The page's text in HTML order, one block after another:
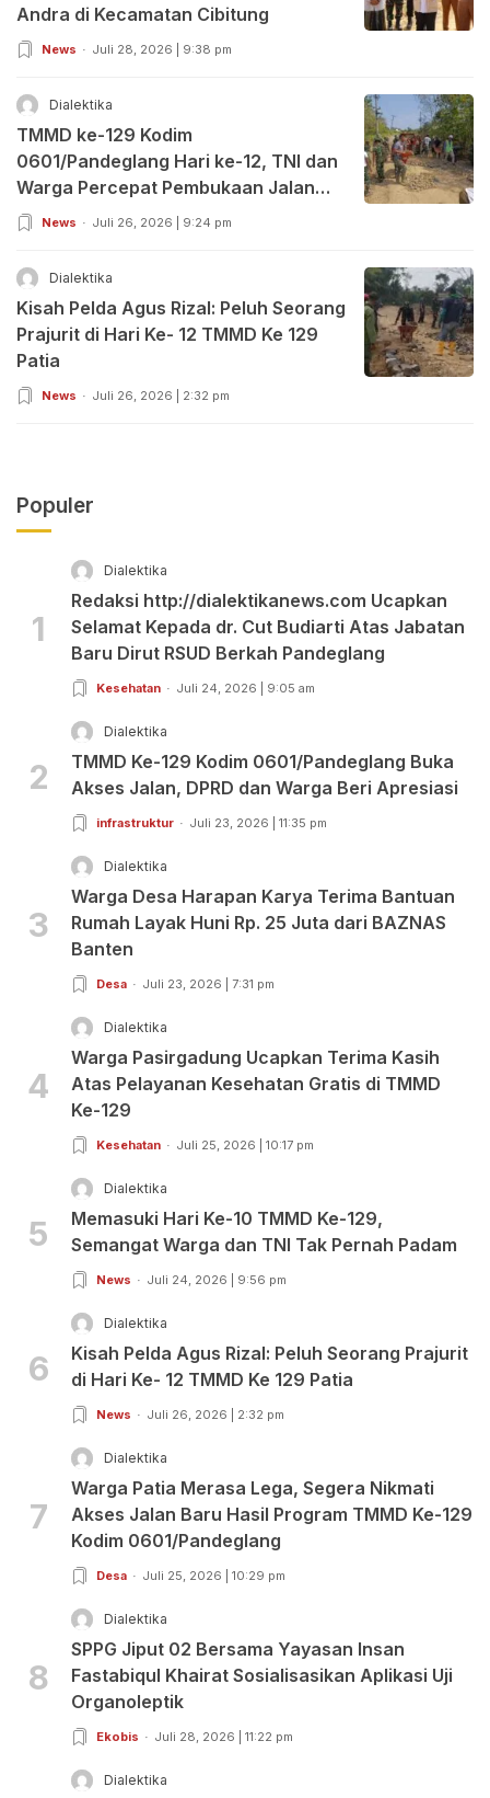
Andra di Kecamatan Cibitung
News Juli 28, 2026 | 9:38 pm
Dialektika
TMMD ke-129 Kodim
0601/Pandeglang Hari ke-12, TNI dan
Warga Percepat Pembukaan Jalan
serta Bangun Sumur Bor, Tokoh
News Juli 26, 2026 | 9:24 pm
Dialektika
Kisah Pelda Agus Rizal: Peluh Seorang
Prajurit di Hari Ke- 12 TMMD Ke 129
Patia
News Juli 26, 2026 | 2:32 pm
Populer
1
Dialektika
Redaksi http://dialektikanews.com Ucapkan
Selamat Kepada dr. Cut Budiarti Atas Jabatan
Baru Dirut RSUD Berkah Pandeglang
Kesehatan Juli 24, 2026 | 9:05 am
2
Dialektika
TMMD Ke-129 Kodim 0601/Pandeglang Buka
Akses Jalan, DPRD dan Warga Beri Apresiasi
infrastruktur Juli 23, 2026 | 11:35 pm
3
Dialektika
Warga Desa Harapan Karya Terima Bantuan
Rumah Layak Huni Rp. 25 Juta dari BAZNAS
Banten
Desa Juli 23, 2026 | 7:31 pm
4
Dialektika
Warga Pasirgadung Ucapkan Terima Kasih
Atas Pelayanan Kesehatan Gratis di TMMD
Ke-129
Kesehatan Juli 25, 2026 | 10:17 pm
5
Dialektika
Memasuki Hari Ke-10 TMMD Ke-129,
Semangat Warga dan TNI Tak Pernah Padam
News Juli 24, 2026 | 9:56 pm
6
Dialektika
Kisah Pelda Agus Rizal: Peluh Seorang Prajurit
di Hari Ke- 12 TMMD Ke 129 Patia
News Juli 26, 2026 | 2:32 pm
7
Dialektika
Warga Patia Merasa Lega, Segera Nikmati
Akses Jalan Baru Hasil Program TMMD Ke-129
Kodim 0601/Pandeglang
Desa Juli 25, 2026 | 10:29 pm
8
Dialektika
SPPG Jiput 02 Bersama Yayasan Insan
Fastabiqul Khairat Sosialisasikan Aplikasi Uji
Organoleptik
Ekobis Juli 28, 2026 | 11:22 pm
Dialektika